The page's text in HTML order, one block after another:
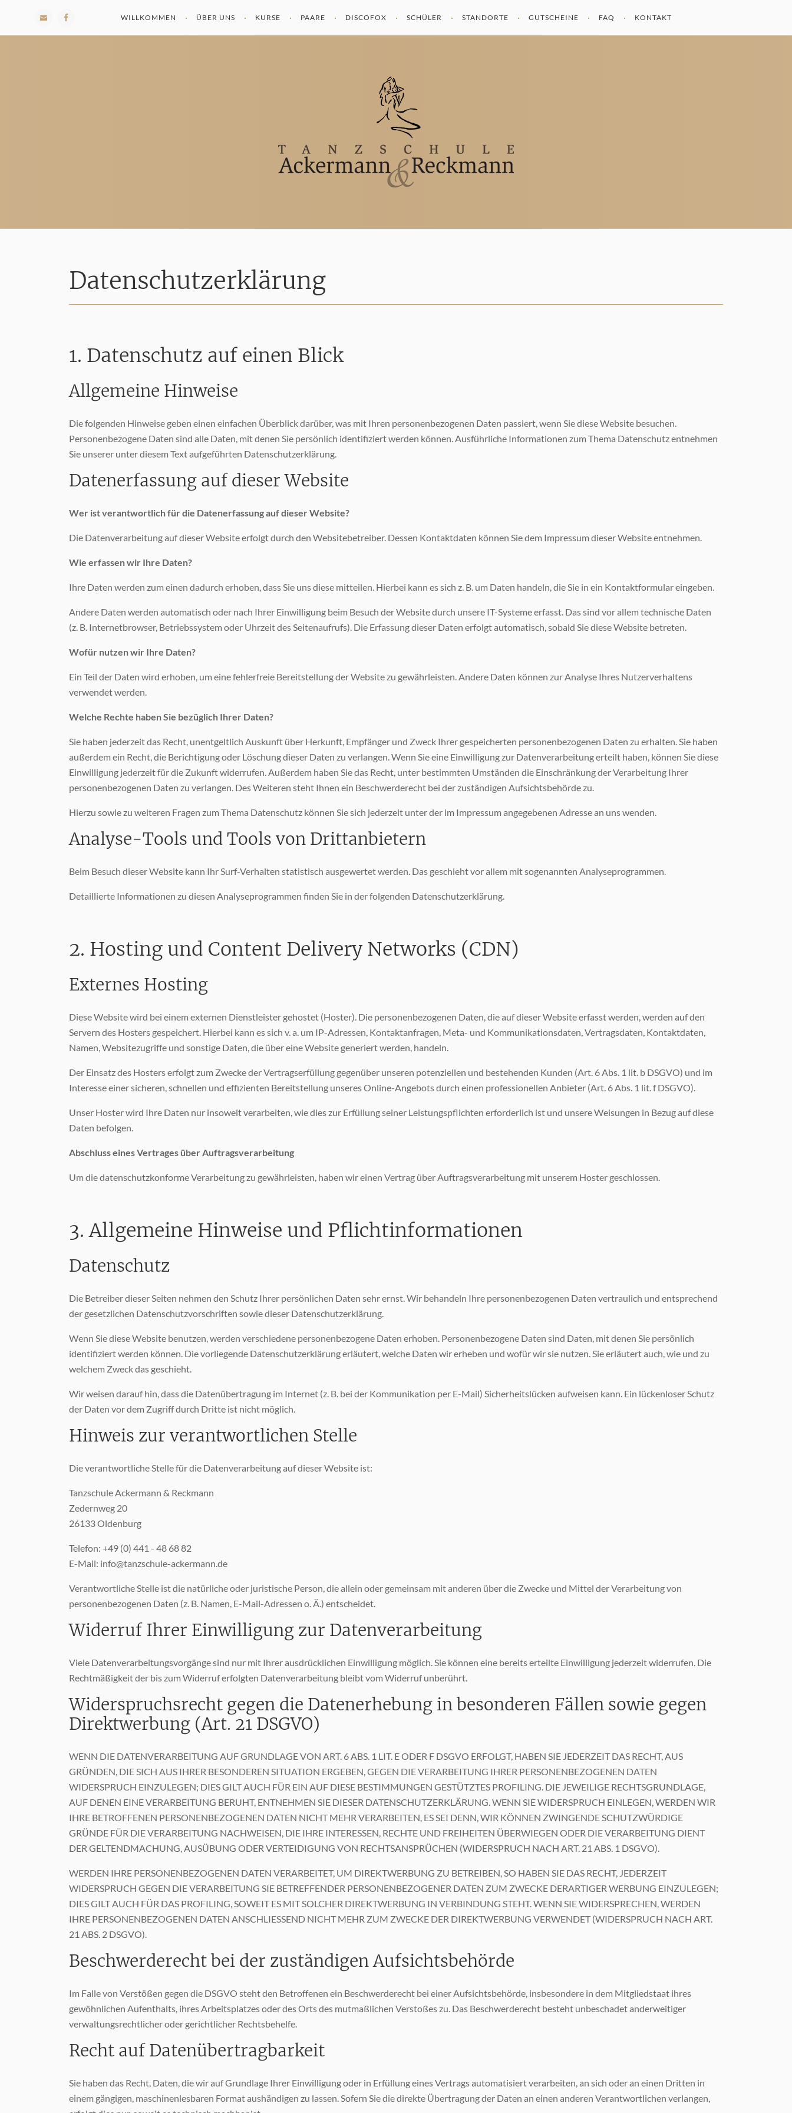
WILLKOMMEN ÜBER UNS KURSE PAARE DISCOFOX SCHÜLER STANDORTE GUTSCHEINE FAQ KONTAKT
Datenschutz­erklärung
1. Datenschutz auf einen Blick
Allgemeine Hinweise
Die folgenden Hinweise geben einen einfachen Überblick darüber, was mit Ihren personenbezogenen Daten passiert, wenn Sie diese Website besuchen.
Personenbezogene Daten sind alle Daten, mit denen Sie persönlich identifiziert werden können. Ausführliche Informationen zum Thema Datenschutz entnehmen
Sie unserer unter diesem Text aufgeführten Datenschutzerklärung.
Datenerfassung auf dieser Website
Wer ist verantwortlich für die Datenerfassung auf dieser Website?
Die Datenverarbeitung auf dieser Website erfolgt durch den Websitebetreiber. Dessen Kontaktdaten können Sie dem Impressum dieser Website entnehmen.
Wie erfassen wir Ihre Daten?
Ihre Daten werden zum einen dadurch erhoben, dass Sie uns diese mitteilen. Hierbei kann es sich z. B. um Daten handeln, die Sie in ein Kontaktformular eingeben.
Andere Daten werden automatisch oder nach Ihrer Einwilligung beim Besuch der Website durch unsere IT-Systeme erfasst. Das sind vor allem technische Daten
(z. B. Internetbrowser, Betriebssystem oder Uhrzeit des Seitenaufrufs). Die Erfassung dieser Daten erfolgt automatisch, sobald Sie diese Website betreten.
Wofür nutzen wir Ihre Daten?
Ein Teil der Daten wird erhoben, um eine fehlerfreie Bereitstellung der Website zu gewährleisten. Andere Daten können zur Analyse Ihres Nutzerverhaltens
verwendet werden.
Welche Rechte haben Sie bezüglich Ihrer Daten?
Sie haben jederzeit das Recht, unentgeltlich Auskunft über Herkunft, Empfänger und Zweck Ihrer gespeicherten personenbezogenen Daten zu erhalten. Sie haben
außerdem ein Recht, die Berichtigung oder Löschung dieser Daten zu verlangen. Wenn Sie eine Einwilligung zur Datenverarbeitung erteilt haben, können Sie diese
Einwilligung jederzeit für die Zukunft widerrufen. Außerdem haben Sie das Recht, unter bestimmten Umständen die Einschränkung der Verarbeitung Ihrer
personenbezogenen Daten zu verlangen. Des Weiteren steht Ihnen ein Beschwerderecht bei der zuständigen Aufsichtsbehörde zu.
Hierzu sowie zu weiteren Fragen zum Thema Datenschutz können Sie sich jederzeit unter der im Impressum angegebenen Adresse an uns wenden.
Analyse-Tools und Tools von Dritt­anbietern
Beim Besuch dieser Website kann Ihr Surf-Verhalten statistisch ausgewertet werden. Das geschieht vor allem mit sogenannten Analyseprogrammen.
Detaillierte Informationen zu diesen Analyseprogrammen finden Sie in der folgenden Datenschutzerklärung.
2. Hosting und Content Delivery Networks (CDN)
Externes Hosting
Diese Website wird bei einem externen Dienstleister gehostet (Hoster). Die personenbezogenen Daten, die auf dieser Website erfasst werden, werden auf den
Servern des Hosters gespeichert. Hierbei kann es sich v. a. um IP-Adressen, Kontaktanfragen, Meta- und Kommunikationsdaten, Vertragsdaten, Kontaktdaten,
Namen, Websitezugriffe und sonstige Daten, die über eine Website generiert werden, handeln.
Der Einsatz des Hosters erfolgt zum Zwecke der Vertragserfüllung gegenüber unseren potenziellen und bestehenden Kunden (Art. 6 Abs. 1 lit. b DSGVO) und im
Interesse einer sicheren, schnellen und effizienten Bereitstellung unseres Online-Angebots durch einen professionellen Anbieter (Art. 6 Abs. 1 lit. f DSGVO).
Unser Hoster wird Ihre Daten nur insoweit verarbeiten, wie dies zur Erfüllung seiner Leistungspflichten erforderlich ist und unsere Weisungen in Bezug auf diese
Daten befolgen.
Abschluss eines Vertrages über Auftragsverarbeitung
Um die datenschutzkonforme Verarbeitung zu gewährleisten, haben wir einen Vertrag über Auftragsverarbeitung mit unserem Hoster geschlossen.
3. Allgemeine Hinweise und Pflicht­informationen
Datenschutz
Die Betreiber dieser Seiten nehmen den Schutz Ihrer persönlichen Daten sehr ernst. Wir behandeln Ihre personenbezogenen Daten vertraulich und entsprechend
der gesetzlichen Datenschutzvorschriften sowie dieser Datenschutzerklärung.
Wenn Sie diese Website benutzen, werden verschiedene personenbezogene Daten erhoben. Personenbezogene Daten sind Daten, mit denen Sie persönlich
identifiziert werden können. Die vorliegende Datenschutzerklärung erläutert, welche Daten wir erheben und wofür wir sie nutzen. Sie erläutert auch, wie und zu
welchem Zweck das geschieht.
Wir weisen darauf hin, dass die Datenübertragung im Internet (z. B. bei der Kommunikation per E-Mail) Sicherheitslücken aufweisen kann. Ein lückenloser Schutz
der Daten vor dem Zugriff durch Dritte ist nicht möglich.
Hinweis zur verantwortlichen Stelle
Die verantwortliche Stelle für die Datenverarbeitung auf dieser Website ist:
Tanzschule Ackermann & Reckmann
Zedernweg 20
26133 Oldenburg
Telefon: +49 (0) 441 - 48 68 82
E-Mail: info@tanzschule-ackermann.de
Verantwortliche Stelle ist die natürliche oder juristische Person, die allein oder gemeinsam mit anderen über die Zwecke und Mittel der Verarbeitung von
personenbezogenen Daten (z. B. Namen, E-Mail-Adressen o. Ä.) entscheidet.
Widerruf Ihrer Einwilligung zur Datenverarbeitung
Viele Datenverarbeitungsvorgänge sind nur mit Ihrer ausdrücklichen Einwilligung möglich. Sie können eine bereits erteilte Einwilligung jederzeit widerrufen. Die
Rechtmäßigkeit der bis zum Widerruf erfolgten Datenverarbeitung bleibt vom Widerruf unberührt.
Widerspruchsrecht gegen die Datenerhebung in besonderen Fällen sowie gegen
Direktwerbung (Art. 21 DSGVO)
WENN DIE DATENVERARBEITUNG AUF GRUNDLAGE VON ART. 6 ABS. 1 LIT. E ODER F DSGVO ERFOLGT, HABEN SIE JEDERZEIT DAS RECHT, AUS
GRÜNDEN, DIE SICH AUS IHRER BESONDEREN SITUATION ERGEBEN, GEGEN DIE VERARBEITUNG IHRER PERSONENBEZOGENEN DATEN
WIDERSPRUCH EINZULEGEN; DIES GILT AUCH FÜR EIN AUF DIESE BESTIMMUNGEN GESTÜTZTES PROFILING. DIE JEWEILIGE RECHTSGRUNDLAGE,
AUF DENEN EINE VERARBEITUNG BERUHT, ENTNEHMEN SIE DIESER DATENSCHUTZERKLÄRUNG. WENN SIE WIDERSPRUCH EINLEGEN, WERDEN WIR
IHRE BETROFFENEN PERSONENBEZOGENEN DATEN NICHT MEHR VERARBEITEN, ES SEI DENN, WIR KÖNNEN ZWINGENDE SCHUTZWÜRDIGE
GRÜNDE FÜR DIE VERARBEITUNG NACHWEISEN, DIE IHRE INTERESSEN, RECHTE UND FREIHEITEN ÜBERWIEGEN ODER DIE VERARBEITUNG DIENT
DER GELTENDMACHUNG, AUSÜBUNG ODER VERTEIDIGUNG VON RECHTSANSPRÜCHEN (WIDERSPRUCH NACH ART. 21 ABS. 1 DSGVO).
WERDEN IHRE PERSONENBEZOGENEN DATEN VERARBEITET, UM DIREKTWERBUNG ZU BETREIBEN, SO HABEN SIE DAS RECHT, JEDERZEIT
WIDERSPRUCH GEGEN DIE VERARBEITUNG SIE BETREFFENDER PERSONENBEZOGENER DATEN ZUM ZWECKE DERARTIGER WERBUNG EINZULEGEN;
DIES GILT AUCH FÜR DAS PROFILING, SOWEIT ES MIT SOLCHER DIREKTWERBUNG IN VERBINDUNG STEHT. WENN SIE WIDERSPRECHEN, WERDEN
IHRE PERSONENBEZOGENEN DATEN ANSCHLIESSEND NICHT MEHR ZUM ZWECKE DER DIREKTWERBUNG VERWENDET (WIDERSPRUCH NACH ART.
21 ABS. 2 DSGVO).
Beschwerde­recht bei der zuständigen Aufsichts­behörde
Im Falle von Verstößen gegen die DSGVO steht den Betroffenen ein Beschwerderecht bei einer Aufsichtsbehörde, insbesondere in dem Mitgliedstaat ihres
gewöhnlichen Aufenthalts, ihres Arbeitsplatzes oder des Orts des mutmaßlichen Verstoßes zu. Das Beschwerderecht besteht unbeschadet anderweitiger
verwaltungsrechtlicher oder gerichtlicher Rechtsbehelfe.
Recht auf Daten­übertrag­barkeit
Sie haben das Recht, Daten, die wir auf Grundlage Ihrer Einwilligung oder in Erfüllung eines Vertrags automatisiert verarbeiten, an sich oder an einen Dritten in
einem gängigen, maschinenlesbaren Format aushändigen zu lassen. Sofern Sie die direkte Übertragung der Daten an einen anderen Verantwortlichen verlangen,